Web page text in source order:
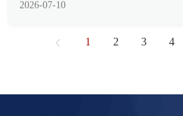
所内律师...
1 2 3 4